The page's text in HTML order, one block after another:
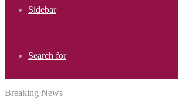
Sidebar
Search for
Breaking News